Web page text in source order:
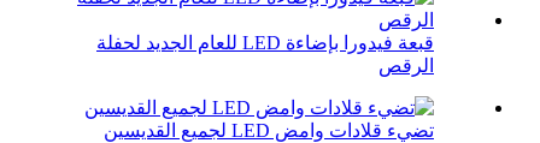
قبعة فيدورا بإضاءة LED للعام الجديد لحفلة
الرقص
تضيء قلادات وامض LED لجميع القديسين